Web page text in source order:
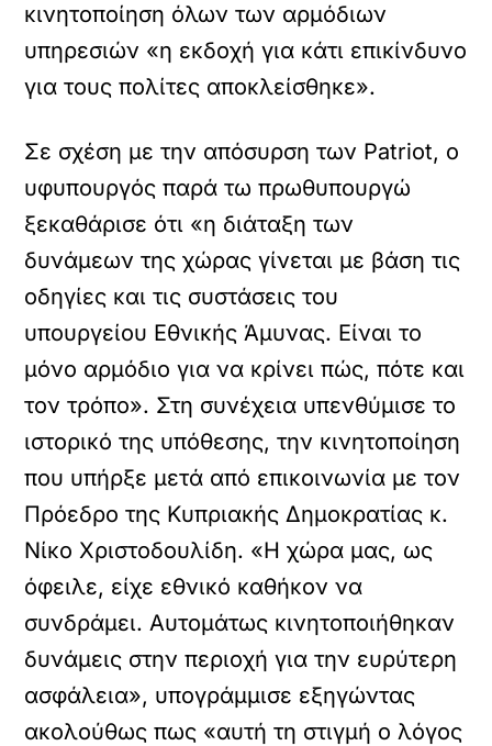
κινητοποίηση όλων των αρμόδιων
υπηρεσιών «η εκδοχή για κάτι επικίνδυνο
για τους πολίτες αποκλείσθηκε».
Σε σχέση με την απόσυρση των Patriot, ο
υφυπουργός παρά τω πρωθυπουργώ
ξεκαθάρισε ότι «η διάταξη των
δυνάμεων της χώρας γίνεται με βάση τις
οδηγίες και τις συστάσεις του
υπουργείου Εθνικής Άμυνας. Είναι το
μόνο αρμόδιο για να κρίνει πώς, πότε και
τον τρόπο». Στη συνέχεια υπενθύμισε το
ιστορικό της υπόθεσης, την κινητοποίηση
που υπήρξε μετά από επικοινωνία με τον
Πρόεδρο της Κυπριακής Δημοκρατίας κ.
Νίκο Χριστοδουλίδη. «Η χώρα μας, ως
όφειλε, είχε εθνικό καθήκον να
συνδράμει. Αυτομάτως κινητοποιήθηκαν
δυνάμεις στην περιοχή για την ευρύτερη
ασφάλεια», υπογράμμισε εξηγώντας
ακολούθως πως «αυτή τη στιγμή ο λόγος